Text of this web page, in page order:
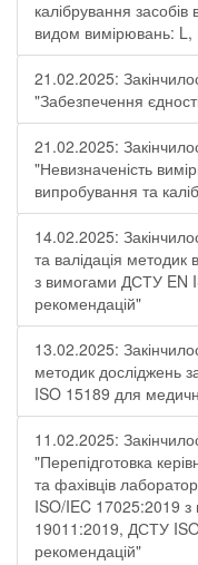
калібрування
видом вимірювань:
21.02.2025:
"Забезпечення
21.02.2025:
"Невизначеність
випробування та
14.02.2025:
та валідація методик
з вимогами ДСТУ EN
рекомендацій"
13.02.2025:
методик досліджень
ISO 15189 для
11.02.2025:
"Перепідготовка
та фахівців
ISO/IEC 17025:2019
19011:2019, ДСТУ
рекомендацій"